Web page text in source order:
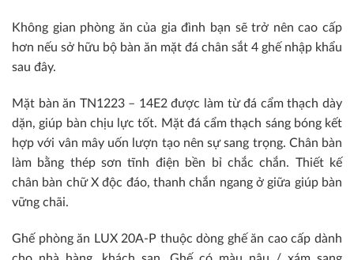
Không gian phòng ăn của gia đình bạn sẽ trở nên cao cấp
hơn nếu sở hữu bộ bàn ăn mặt đá chân sắt 4 ghế nhập khẩu
sau đây.
Mặt bàn ăn TN1223 – 14E2 được làm từ đá cẩm thạch dày
dặn, giúp bàn chịu lực tốt. Mặt đá cẩm thạch sáng bóng kết
hợp với vân mây uốn lượn tạo nên sự sang trọng. Chân bàn
làm bằng thép sơn tĩnh điện bền bỉ chắc chắn. Thiết kế
chân bàn chữ X độc đáo, thanh chắn ngang ở giữa giúp bàn
vững chãi.
Ghế phòng ăn LUX 20A-P thuộc dòng ghế ăn cao cấp dành